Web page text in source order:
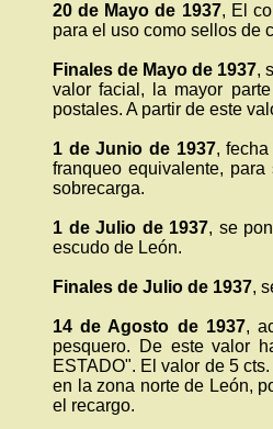
20 de Mayo de 1937, El
para el uso como sellos de
Finales de Mayo de 1937,
valor facial, la mayor
postales. A partir de este
1 de Junio de 1937,
franqueo equivalente,
sobrecarga.
1 de Julio de 1937, se
escudo de León.
Finales de Julio de 1937,
14 de Agosto de 1937,
pesquero. De este valor
ESTADO". El valor de 5
en la zona norte de León,
el recargo.